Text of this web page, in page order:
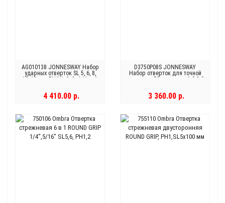
AG010138 JONNESWAY Набор
ударных отверток SL 5, 6, 8,
10, 12 мм, PH# 1, 2, 3, 4, Hex 4,
4 410.00 р.
D3750P08S JONNESWAY
Набор отверток для точной
механики, 50 мм, шлиц 1.0-3.0
предметов
3 360.00 р.